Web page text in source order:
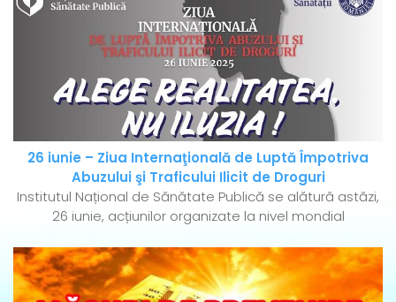
26 iunie – Ziua Internaţională de Luptă Împotriva
Abuzului şi Traficului Ilicit de Droguri
Institutul Național de Sănătate Publică se alătură astăzi,
26 iunie, acțiunilor organizate la nivel mondial